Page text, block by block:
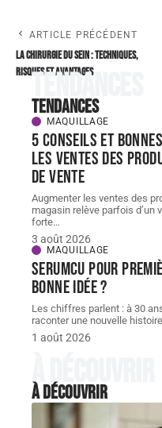
ARTICLE PRÉCÉDENT
La chirurgie du sein : techniques,
risques et avantages
Tendances
Tendances
MAQUILLAGE
5 conseils et
les ventes des
de vente
Augmenter les ventes des
magasin relève parfois d’un
forte…
3 août 2026
MAQUILLAGE
Serumcu pour
bonne idée ?
Les chiffres parlent : à 30
raconter une nouvelle
1 août 2026
À découvrir
À découvrir